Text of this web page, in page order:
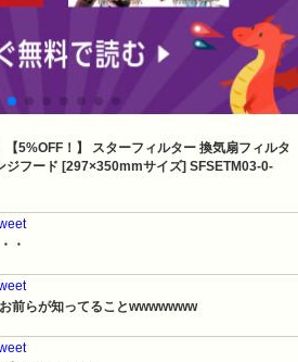
5%OFF！】 スターフィルター 換気扇フィルタ
ジフード [297×350mmサイズ] SFSETM03-0-
・
前らが知ってることwwwwwww